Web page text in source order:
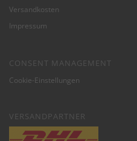
Versandkosten
Impressum
CONSENT MANAGEMENT
Cookie-Einstellungen
VERSANDPARTNER